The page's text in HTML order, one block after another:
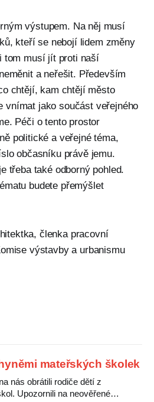
výstupem. Na něj musí
kteří se nebojí lidem změny
tom musí jít proti naší
a neřešit. Především
chtějí, kam chtějí město
vnímat jako součást veřejného
Péči o tento prostor
politické a veřejné téma,
občasníku právě jemu.
třeba také odborný pohled.
budete přemýšlet
členka pracovní
výstavby a urbanismu
mateřských školek
nás obrátili rodiče dětí z
Upozornili na neověřené